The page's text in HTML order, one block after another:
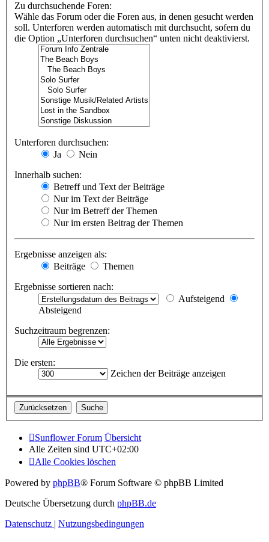
Zu durchsuchende Foren:
Wähle das Forum oder die Foren aus, in denen gesucht werden
soll. Unterforen werden automatisch mit durchsucht, sofern du
die Option „Unterforen durchsuchen“ unten nicht deaktivierst.
Unterforen durchsuchen:
Ja
Nein
Innerhalb suchen:
Betreff und Text der Beiträge
Nur im Text der Beiträge
Nur im Betreff der Themen
Nur im ersten Beitrag der Themen
Ergebnisse anzeigen als:
Beiträge
Themen
Ergebnisse sortieren nach:
Aufsteigend
Absteigend
Suchzeitraum begrenzen:
Die ersten:
Zeichen der Beiträge anzeigen
Sunflower Forum Übersicht
Alle Zeiten sind UTC+02:00
Alle Cookies löschen
Powered by phpBB® Forum Software © phpBB Limited
Deutsche Übersetzung durch phpBB.de
Datenschutz | Nutzungsbedingungen